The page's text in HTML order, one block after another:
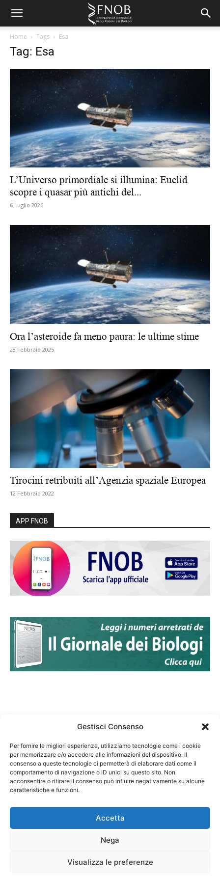
Gestisci Consenso
Per fornire le migliori esperienze, utilizziamo tecnologie come i cookie
per memorizzare e/o accedere alle informazioni del dispositivo. Il
consenso a queste tecnologie ci permetterà di elaborare dati come il
comportamento di navigazione o ID unici su questo sito. Non
acconsentire o ritirare il consenso può influire negativamente su alcune
caratteristiche e funzioni.
Accetta
Nega
Visualizza le preferenze
Home Tags Esa
Tag: Esa
L’Universo primordiale si illumina: Euclid
scopre i quasar più antichi del...
6 Luglio 2026
Ora l’asteroide fa meno paura: le ultime stime
28 Febbraio 2025
Tirocini retribuiti all’Agenzia spaziale Europea
12 Febbraio 2022
APP FNOB
Federazione Nazionale Degli Ordini dei Biologi:
codice fiscale 80069130583
Responsabile sito internet www.fnob.it: Vincenzo
Privacy Policy Cookie Policy